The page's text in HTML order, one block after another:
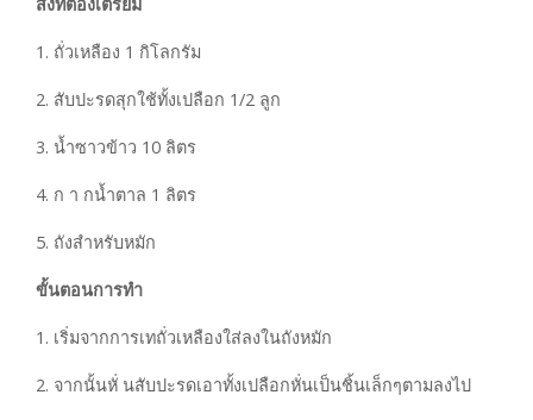
สิ่งที่ต้องเตรียม
1. ถั่วเหลือง 1 กิโลกรัม
2. สับปะรดสุกใช้ทั้งเปลือก 1/2 ลูก
3. น้ำซาวข้าว 10 ลิตร
4. ก า กน้ำตาล 1 ลิตร
5. ถังสำหรับหมัก
ขั้นตอนการทำ
1. เริ่มจากการเทถั่วเหลืองใส่ลงในถังหมัก
2. จากนั้นหั่ นสับปะรดเอาทั้งเปลือกหั่นเป็นชิ้นเล็กๆตามลงไป